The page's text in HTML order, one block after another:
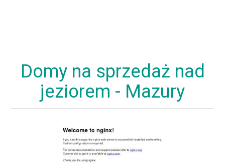
Domy na sprzedaż nad
jeziorem - Mazury